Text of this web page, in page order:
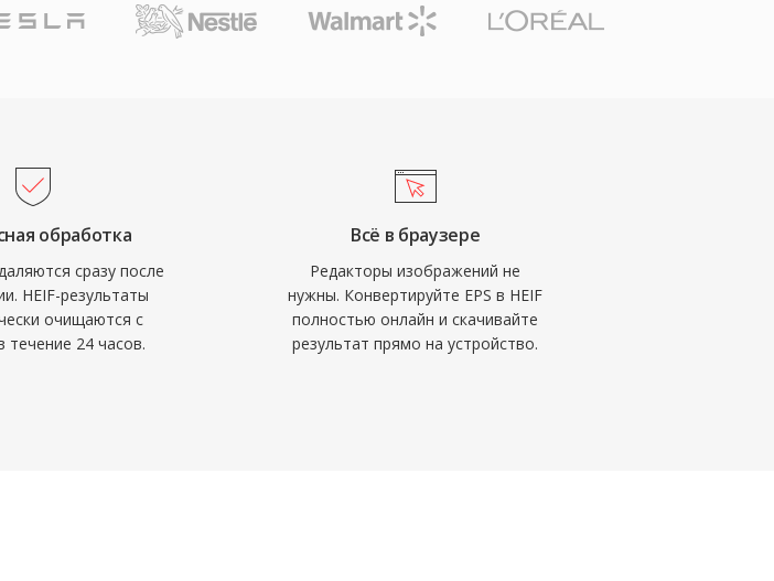
обработка
сразу после
HEIF-результаты
очищаются с
течение 24 часов.
Всё в браузере
Редакторы изображений не
нужны. Конвертируйте EPS в HEIF
полностью онлайн и скачивайте
результат прямо на устройство.